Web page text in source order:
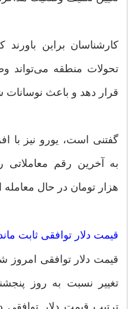
کارشناسان براین
تحولات منطقه می‌تواند
قرار دهد و باعث نوسانات
گفتنی است، یورو نیز با
هزار تومان در حال
قیمت دلار توافقی ثابت
تغییر نسبت به روز